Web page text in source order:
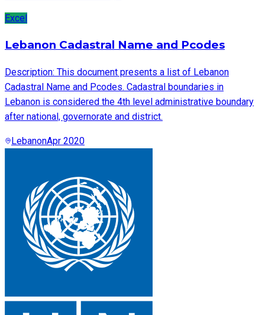
Excel
Lebanon Cadastral Name and Pcodes
Description: This document presents a list of Lebanon
Cadastral Name and Pcodes. Cadastral boundaries in
Lebanon is considered the 4th level administrative boundary
after national, governorate and district.
LebanonApr 2020